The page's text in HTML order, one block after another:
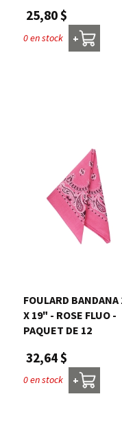
25,80 $
0 en stock +
FOULARD
X 19" - ROSE FLUO -
PAQUET DE 12
32,64 $
0 en stock +